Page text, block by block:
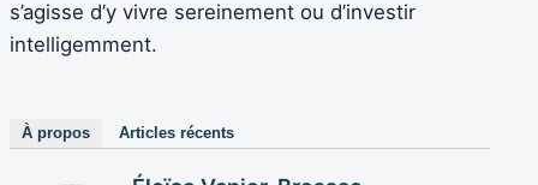
s’agisse d’y vivre sereinement ou d’investir
intelligemment.
À propos Articles récents